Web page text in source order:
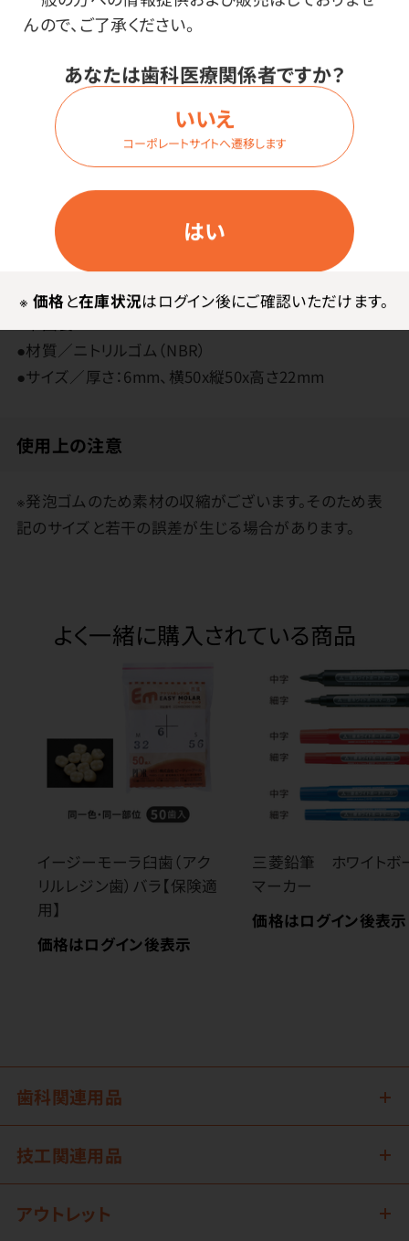
んので、ご了承ください。
あなたは歯科医療関係者ですか？
はい
いいえ
コーポレートサイトへ遷移します
※ 価格と在庫状況はログイン後にご確認いただけます。
ちぎれにくく、クッション性に優れた衝撃吸収材です。
危険防止に役立ちます。
その他
【セット内容】本体、両面テープ
●材質／ニトリルゴム（NBR）
●サイズ／厚さ：6mm、横50x縦50x高さ22mm
使用上の注意
※発泡ゴムのため素材の収縮がございます。そのため表
記のサイズと若干の誤差が生じる場合があります。
よく一緒に購入されている商品
イージーモーラ臼歯（アク
リルレジン歯）バラ【保険適
用】
価格はログイン後表示
三菱鉛筆 ホワイトボ
マーカー
価格はログイン後表示
歯科関連用品
技工関連用品
アウトレット